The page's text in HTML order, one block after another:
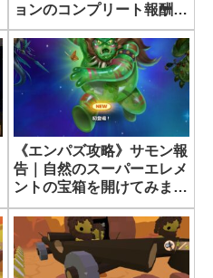
ョンのコンプリート報酬｜
遺物（アーティファクト）
《エンパズ攻略》サモン報
告｜自然のスーパーエレメ
ントの宝箱を開けてみまし
た【empires & puzzles】